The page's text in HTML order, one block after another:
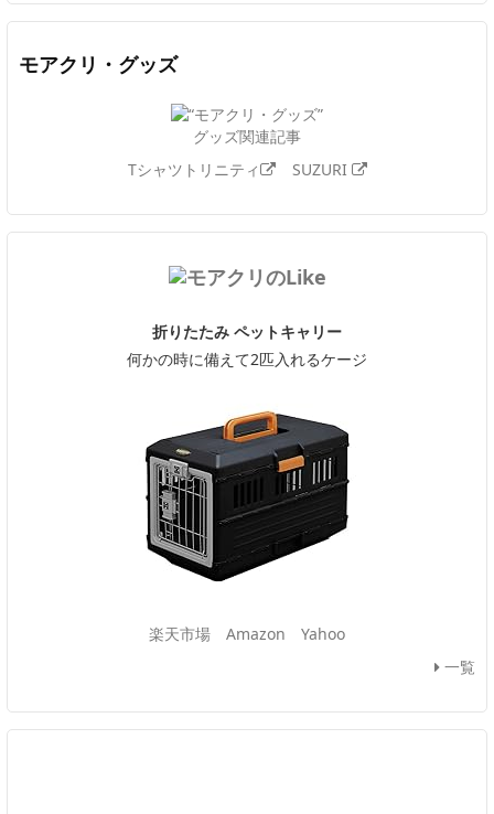
モアクリ・グッズ
グッズ関連記事
Tシャツトリニティ
SUZURI
折りたたみ ペットキャリー
何かの時に備えて2匹入れるケージ
楽天市場 Amazon
Yahoo
一覧